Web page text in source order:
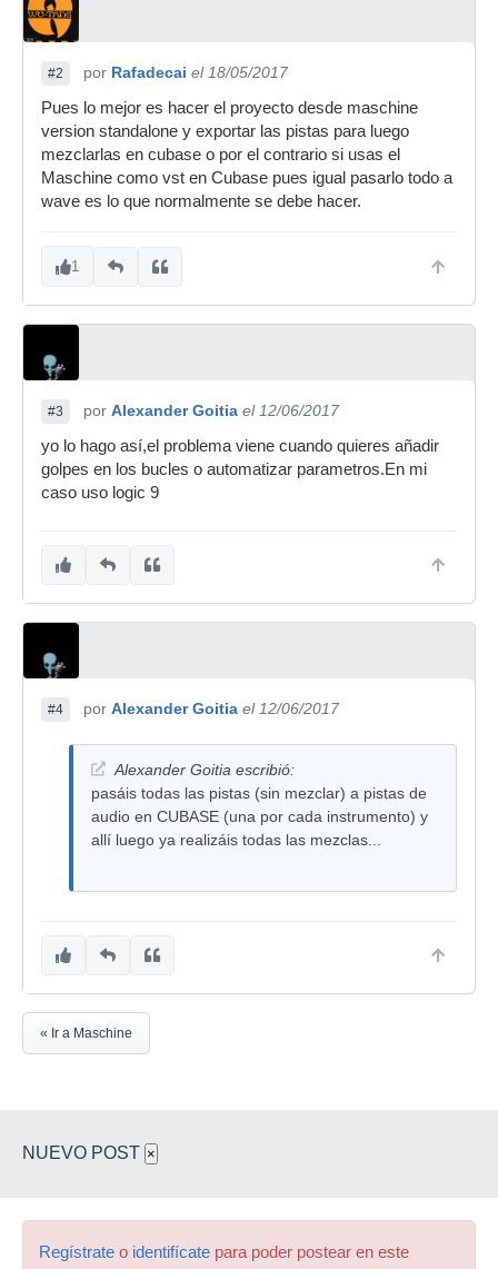
#2 por Rafadecai el 18/05/2017
Pues lo mejor es hacer el proyecto desde maschine
version standalone y exportar las pistas para luego
mezclarlas en cubase o por el contrario si usas el
Maschine como vst en Cubase pues igual pasarlo todo a
wave es lo que normalmente se debe hacer.
1
#3 por Alexander Goitia el 12/06/2017
yo lo hago así,el problema viene cuando quieres añadir
golpes en los bucles o automatizar parametros.En mi
caso uso logic 9
#4 por Alexander Goitia el 12/06/2017
Alexander Goitia escribió:
pasáis todas las pistas (sin mezclar) a pistas de
audio en CUBASE (una por cada instrumento) y
allí luego ya realizáis todas las mezclas...
« Ir a Maschine
NUEVO POST ×
Regístrate o identifícate para poder postear en este